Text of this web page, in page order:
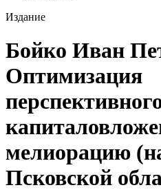
Издание
Бойко Иван
Оптимизация
мелиорацию
Псковской